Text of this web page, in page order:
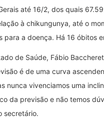
até 16/2, dos quais
à chikungunya, até o
para a doença. Há 16 óbitos
de Saúde, Fábio
é de uma curva
nunca vivenciamos uma
da previsão e não temos
secretário.